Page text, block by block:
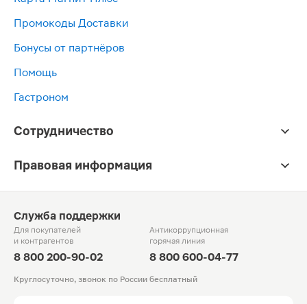
Промокоды Доставки
Бонусы от партнёров
Помощь
Гастроном
Сотрудничество
Правовая информация
Служба поддержки
Для покупателей
и контрагентов
8 800 200-90-02
Антикоррупционная
горячая линия
8 800 600-04-77
Круглосуточно, звонок по России бесплатный